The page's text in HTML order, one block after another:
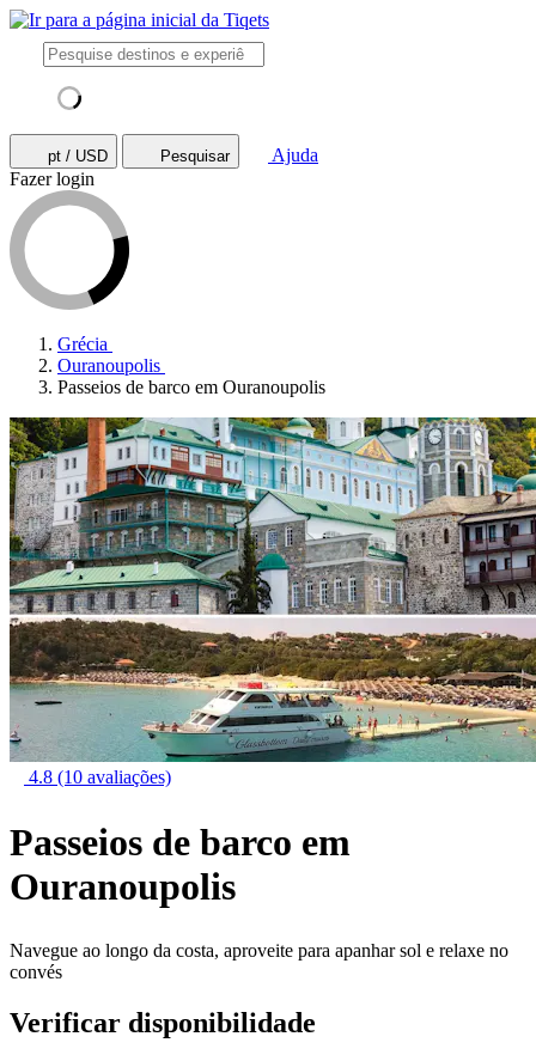
pt / USD Pesquisar
Ajuda
Fazer login
Grécia
Ouranoupolis
Passeios de barco em Ouranoupolis
4.8 (10 avaliações)
Passeios de barco em
Ouranoupolis
Navegue ao longo da costa, aproveite para apanhar sol e relaxe no
convés
Verificar disponibilidade